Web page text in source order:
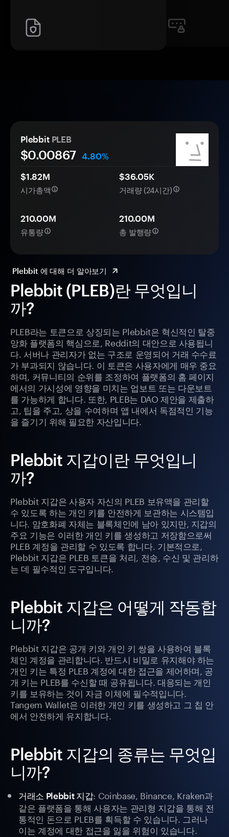
Plebbit (PLEB)란 무엇입니
까?
PLEB라는 토큰으로 상징되는 Plebbit은 혁신적인 탈중
앙화 플랫폼의 핵심으로, Reddit의 대안으로 사용됩니
다. 서버나 관리자가 없는 구조로 운영되어 거래 수수료
가 부과되지 않습니다. 이 토큰은 사용자에게 매우 중요
하며, 커뮤니티의 순위를 조정하여 플랫폼의 홈 페이지
에서의 가시성에 영향을 미치는 업보트 또는 다운보트
를 가능하게 합니다. 또한, PLEB는 DAO 제안을 제출하
고, 팁을 주고, 상을 수여하며 앱 내에서 독점적인 기능
을 즐기기 위해 필요한 자산입니다.
Plebbit 지갑이란 무엇입니
까?
Plebbit 지갑은 사용자 자신의 PLEB 보유액을 관리할
수 있도록 하는 개인 키를 안전하게 보관하는 시스템입
니다. 암호화폐 자체는 블록체인에 남아 있지만, 지갑의
주요 기능은 이러한 개인 키를 생성하고 저장함으로써
PLEB 계정을 관리할 수 있도록 합니다. 기본적으로,
Plebbit 지갑은 PLEB 토큰을 처리, 전송, 수신 및 관리하
는 데 필수적인 도구입니다.
Plebbit 지갑은 어떻게 작동합
니까?
Plebbit 지갑은 공개 키와 개인 키 쌍을 사용하여 블록
체인 계정을 관리합니다. 반드시 비밀로 유지해야 하는
개인 키는 특정 PLEB 계정에 대한 접근을 제어하며, 공
개 키는 PLEB를 수신할 때 공유됩니다. 대응되는 개인
키를 보유하는 것이 자금 이체에 필수적입니다.
Tangem Wallet은 이러한 개인 키를 생성하고 그 칩 안
에서 안전하게 유지합니다.
Plebbit 지갑의 종류는 무엇입
니까?
거래소 Plebbit 지갑: Coinbase, Binance, Kraken과
같은 플랫폼을 통해 사용자는 관리형 지갑을 통해 전
통적인 돈으로 PLEB를 획득할 수 있습니다. 그러나
이는 계정에 대한 접근을 잃을 위험이 있습니다.
Plebbit PLEB
$0.00867 4.80%
$1.82M
시가총액
$36.05K
거래량 (24시간)
210.00M
유통량
210.00M
총 발행량
Plebbit 에 대해 더 알아보기